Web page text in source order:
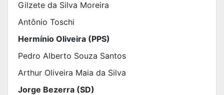
Gilzete da Silva Moreira
Antônio Toschi
Hermínio Oliveira (PPS)
Pedro Alberto Souza Santos
Arthur Oliveira Maia da Silva
Jorge Bezerra (SD)